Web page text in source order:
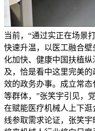
当前，“通过实正在场景
快速升温，以医工融合
化加快、健康中国扶植
及，恰是看中这里完美
效的政务办事。成立常
等群体，”张笑宇引见，
在赋能医疗机械人上下
线参取需求论证，张笑宇